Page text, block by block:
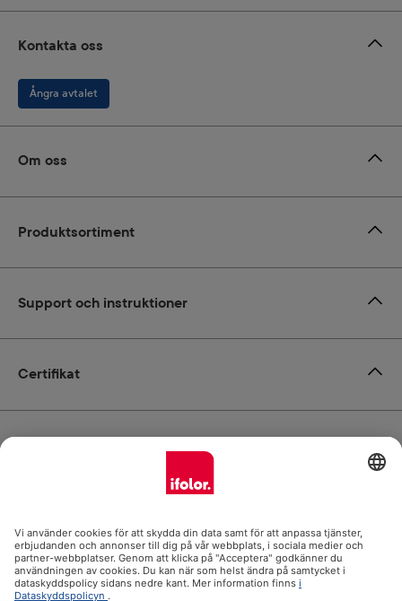
Certifikat
Kontakta oss
Ångra avtalet
Om oss
Produktsortiment
Support och instruktioner
ifolor.se i